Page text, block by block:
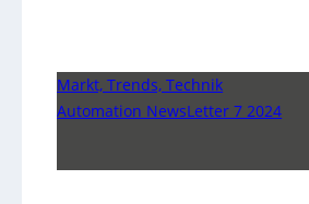
Markt, Trends, Technik
Automation NewsLetter 7 2024